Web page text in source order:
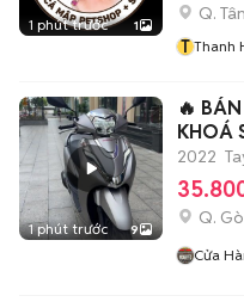
1 phút trước 1
Q.
T Thanh
1 phút trước 9
🔥
KHOÁ
2022
Q.
Cửa